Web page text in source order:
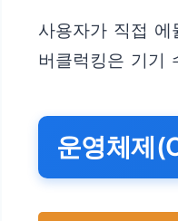
사용자가 직접
버클럭킹은 기기
운영체제